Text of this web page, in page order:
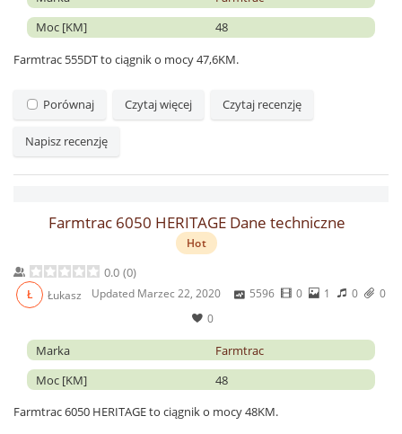
Moc [KM]
48
Farmtrac 555DT to ciągnik o mocy 47,6KM.
Porównaj Czytaj więcej Czytaj recenzję
Napisz recenzję
Farmtrac 6050 HERITAGE Dane techniczne
Hot
0.0 (0)
Ł Łukasz Updated Marzec 22, 2020 5596 0 1 0
0
0
Marka
Farmtrac
Moc [KM]
48
Farmtrac 6050 HERITAGE to ciągnik o mocy 48KM.